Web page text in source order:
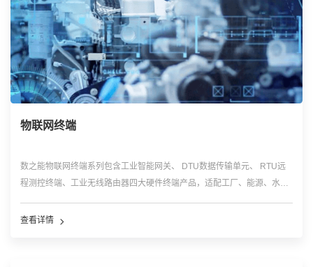
物联网终端
数之能物联网终端系列包含工业智能网关、 DTU数据传输单元、 RTU远
程测控终端、工业无线路由器四大硬件终端产品，适配工厂、能源、水
处理、远距离稳定传输。
查看详情